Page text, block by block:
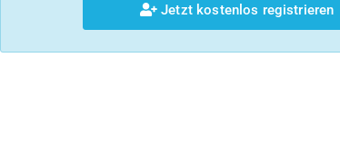
Jetzt kostenlos registrieren